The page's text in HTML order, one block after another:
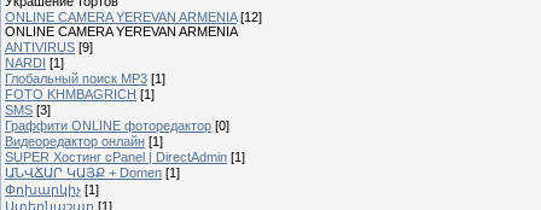
ONLINE CAMERA YEREVAN ARMENIA [12]
ONLINE CAMERA YEREVAN ARMENIA
ANTIVIRUS [9]
NARDI [1]
Глобальный поиск MP3 [1]
FOTO KHMBAGRICH [1]
SMS [3]
Граффити ONLINE фоторедактор [0]
Видеоредактор онлайн [1]
SUPER Xостинг cPanel | DirectAdmin [1]
ԱՆՎՃԱՐ ԿԱՅՔ + Domen [1]
Փոխարկիչ [1]
Ստեղնաշար [1]